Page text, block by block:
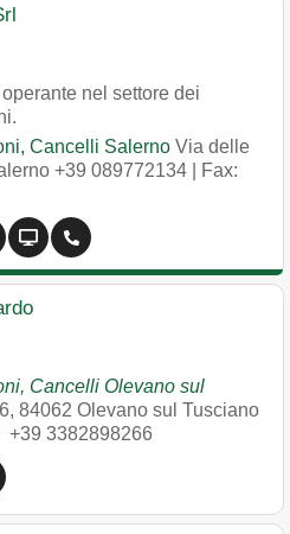
nel settore dei
Cancelli Salerno Via delle
+39 089772134 | Fax:
Cancelli Olevano sul
, 84062 Olevano sul Tusciano
+39 3382898266